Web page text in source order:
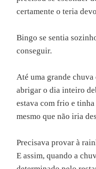
certamente o teria
Bingo se sentia
conseguir.
Até uma grande
abrigar o dia inteiro
estava com frio e
mesmo que não iria
Precisava provar à
E assim, quando a